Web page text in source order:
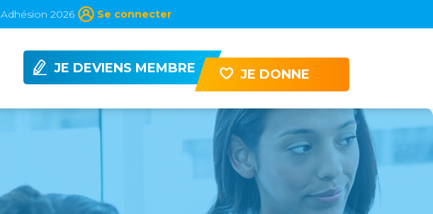
Adhésion 2026 Se connecter
JE DEVIENS MEMBRE JE DONNE